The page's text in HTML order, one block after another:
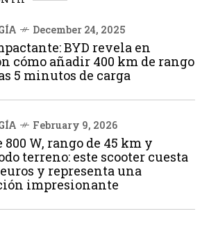
December 24, 2025
BYD revela en
cómo añadir 400 km de rango
5 minutos de carga
February 9, 2026
800 W, rango de 45 km y
terreno: este scooter cuesta
y representa una
impresionante